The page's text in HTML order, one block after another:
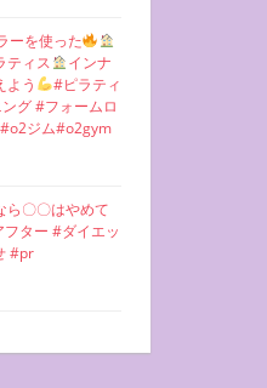
ーを使った
ティス
インナ
よう
#ピラティ
グ #フォームロ
ジム#o2gym
ら〇〇はやめて
ター #ダイエッ
#pr